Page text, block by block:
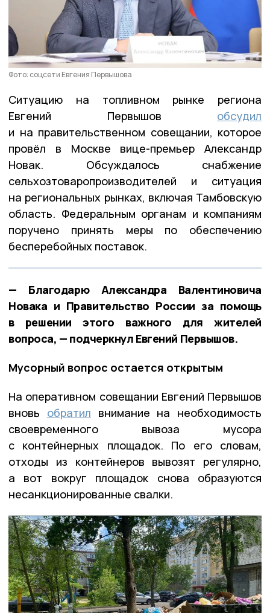
Фото: соцсети Евгения Первышова
Ситуацию на топливном рынке региона
Евгений Первышов обсудил
и на правительственном совещании, которое
провёл в Москве вице-премьер Александр
Новак. Обсуждалось снабжение
сельхозтоваропроизводителей и ситуация
на региональных рынках, включая Тамбовскую
область. Федеральным органам и компаниям
поручено принять меры по обеспечению
бесперебойных поставок.
— Благодарю Александра Валентиновича
Новака и Правительство России за помощь
в решении этого важного для жителей
вопроса, — подчеркнул Евгений Первышов.
Мусорный вопрос остается открытым
На оперативном совещании Евгений Первышов
вновь обратил внимание на необходимость
своевременного вывоза мусора
с контейнерных площадок. По его словам,
отходы из контейнеров вывозят регулярно,
а вот вокруг площадок снова образуются
несанкционированные свалки.